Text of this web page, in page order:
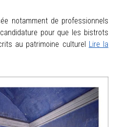
notamment de professionnels
pour que les bistrots
au patrimoine culturel Lire la